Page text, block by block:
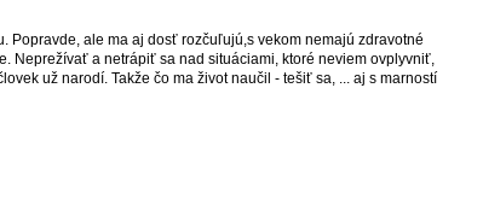
Popravde, ale ma aj dosť rozčuľujú,s vekom nemajú zdravotné
Neprežívať a netrápiť sa nad situáciami, ktoré neviem ovplyvniť,
už narodí. Takže čo ma život naučil - tešiť sa, ... aj s marností